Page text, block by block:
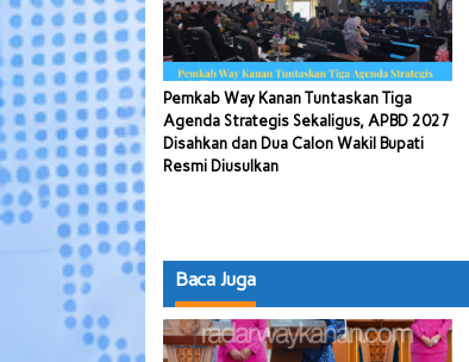
Pemkab Way Kanan Tuntaskan Tiga
Agenda Strategis Sekaligus, APBD 2027
Disahkan dan Dua Calon Wakil Bupati
Resmi Diusulkan
Baca Juga